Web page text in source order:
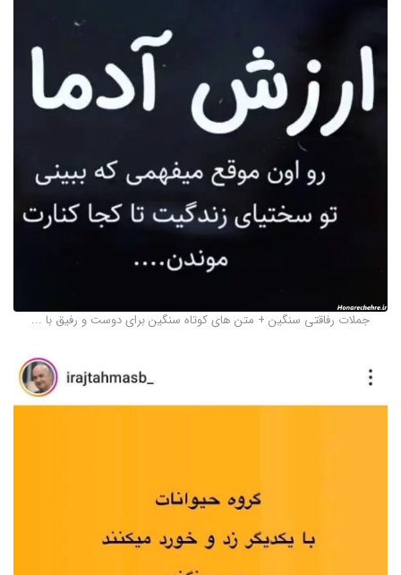
جملات رفاقتی سنگین + متن های کوتاه سنگین برای دوست و رفیق با ...